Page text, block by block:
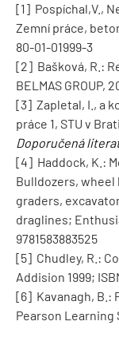
[1] Pospíchal,V.,
Zemní práce,
80-01-01999-3
[2] Bašková, R.:
BELMAS GROUP,
[3] Zapletal, I., a
práce 1, STU v
Doporučená
[4] Haddock, K.:
Bulldozers,
graders,
draglines;
9781583883525
[5] Chudley, R.:
Addision 1999;
[6] Kavanagh, B.:
Pearson Learning